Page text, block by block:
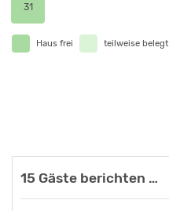
31
Haus frei teilweise belegt
15 Gäste berichten …